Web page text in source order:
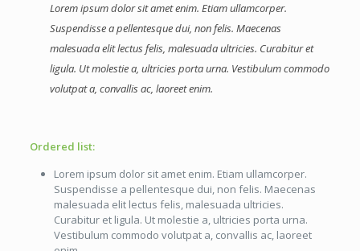
Lorem ipsum dolor sit amet enim. Etiam ullamcorper.
Suspendisse a pellentesque dui, non felis. Maecenas
malesuada elit lectus felis, malesuada ultricies. Curabitur et
ligula. Ut molestie a, ultricies porta urna. Vestibulum commodo
volutpat a, convallis ac, laoreet enim.
Ordered list:
Lorem ipsum dolor sit amet enim. Etiam ullamcorper.
Suspendisse a pellentesque dui, non felis. Maecenas
malesuada elit lectus felis, malesuada ultricies.
Curabitur et ligula. Ut molestie a, ultricies porta urna.
Vestibulum commodo volutpat a, convallis ac, laoreet